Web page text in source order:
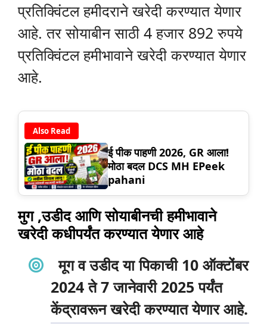
प्रतिक्विंटल हमीदराने खरेदी करण्यात येणार
आहे. तर सोयाबीन साठी 4 हजार 892 रुपये
प्रतिक्विंटल हमीभावाने खरेदी करण्यात येणार
आहे.
Also Read
ई पीक पाहणी 2026, GR आला!
मोठा बदल DCS MH EPeek
pahani
मुग ,उडीद आणि सोयाबीनची हमीभावाने
खरेदी कधीपर्यंत करण्यात येणार आहे
मूग व उडीद या पिकाची 10 ऑक्टोंबर
2024 ते 7 जानेवारी 2025 पर्यंत
केंद्रावरून खरेदी करण्यात येणार आहे.